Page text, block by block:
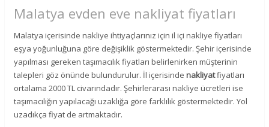
Malatya evden eve nakliyat fiyatları
Malatya içerisinde nakliye ihtiyaçlarınız için il içi nakliye fiyatları
eşya yoğunluğuna göre değişiklik göstermektedir. Şehir içerisinde
yapılması gereken taşımacılık fiyatları belirlenirken müşterinin
talepleri göz önünde bulundurulur. İl içerisindenakliyatfiyatları
ortalama 2000 TL civarındadır. Şehirlerarası nakliye ücretleri ise
taşımacılığın yapılacağı uzaklığa göre farklılık göstermektedir. Yol
uzadıkça fiyat de artmaktadır.